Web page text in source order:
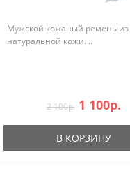
Мужской кожаный ремень из
натуральной кожи. ..
2 100р. 1 100р.
В КОРЗИНУ